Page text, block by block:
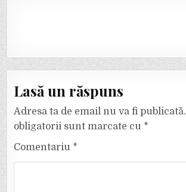
Lasă un răspuns
Adresa ta de email nu va fi publicată.
obligatorii sunt marcate cu *
Comentariu *